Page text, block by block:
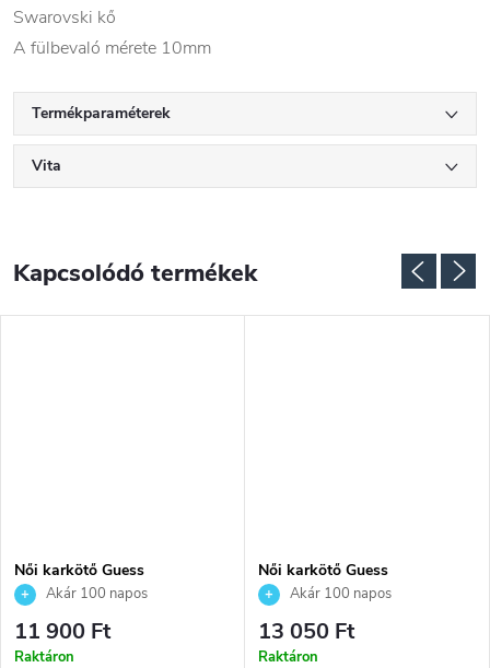
Swarovski kő
A fülbevaló mérete 10mm
Termékparaméterek
Vita
Kapcsolódó termékek
Női karkötő Guess
JUBB06082JWRHS
Akár 100 napos
visszaküldési lehetőség. Hivatalos
márkakereskedő.
11 900 Ft
Raktáron
Női karkötő Guess
JUBB05546JWYGS
Akár 100 napos
visszaküldési lehetőség. Hivatalos
márkakereskedő.
13 050 Ft
Raktáron